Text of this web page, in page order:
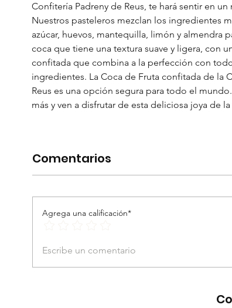
Confitería Padreny de Reus, te hará sentir en
Nuestros pasteleros mezclan los ingredientes
azúcar, huevos, mantequilla, limón y almendra
coca que tiene una textura suave y ligera, con
confitada que combina a la perfección con
ingredientes. La Coca de Fruta confitada de la
Reus es una opción segura para todo el
más y ven a disfrutar de esta deliciosa joya de
Comentarios
Agrega una calificación*
Escribe un comentario